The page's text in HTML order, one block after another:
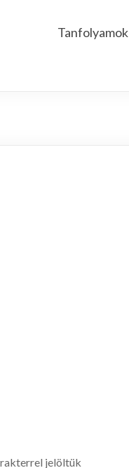
Tanfolyamok
jelöltük